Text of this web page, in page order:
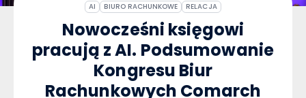
AI BIURO RACHUNKOWE RELACJA
Nowocześni księgowi
pracują z AI. Podsumowanie
Kongresu Biur
Rachunkowych Comarch